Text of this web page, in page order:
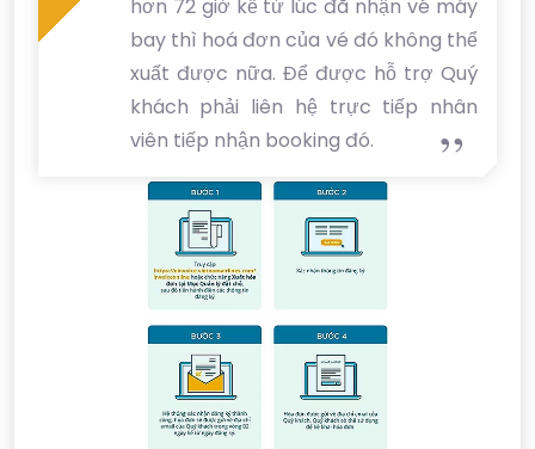
hơn 72 giờ kể từ lúc đã nhận vé máy
bay thì hoá đơn của vé đó không thể
xuất được nữa. Để được hỗ trợ Quý
khách phải liên hệ trực tiếp nhân
viên tiếp nhận booking đó.